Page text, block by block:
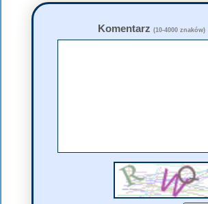
Komentarz (10-4000 znaków)